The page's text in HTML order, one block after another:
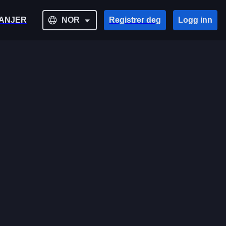
NOR Registrer deg Logg inn